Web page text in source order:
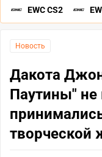
EWC CS2
Новость
Дакота
Паутины"
творческой